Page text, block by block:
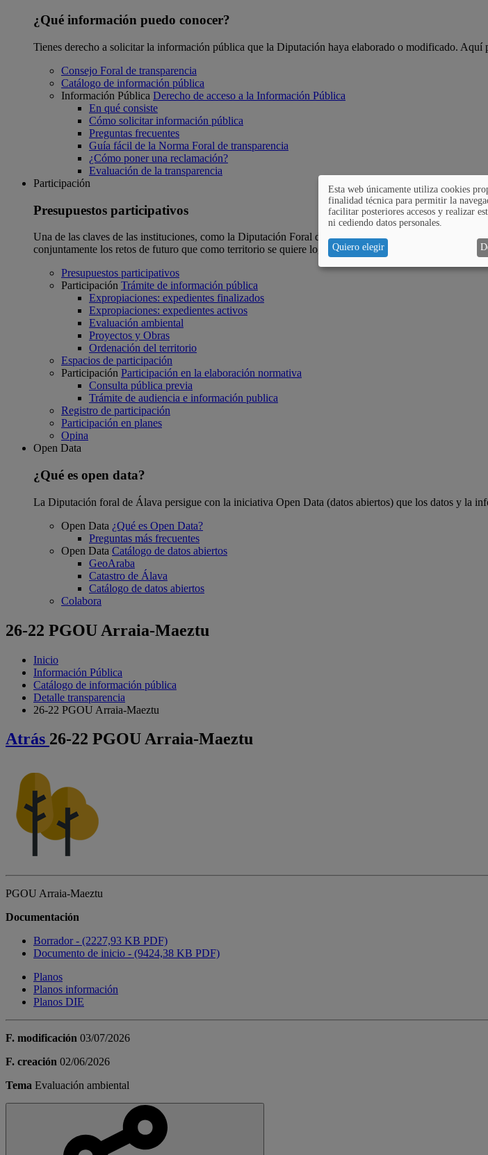
¿Qué información puedo conocer?
Tienes derecho a solicitar la información pública que la Diputación haya elaborado o modificado. Aquí
Consejo Foral de transparencia
Catálogo de información pública
Información Pública Derecho de acceso a la Información Pública
En qué consiste
Cómo solicitar información pública
Preguntas frecuentes
Guía fácil de la Norma Foral de transparencia
¿Cómo poner una reclamación?
Evaluación de la transparencia
Participación
Presupuestos participativos
Una de las claves de las instituciones, como la Diputación Foral de Álava, es ampliar las
conjuntamente los retos de futuro que como territorio se quiere lograr.
Presupuestos participativos
Participación Trámite de información pública
Expropiaciones: expedientes finalizados
Expropiaciones: expedientes activos
Evaluación ambiental
Proyectos y Obras
Ordenación del territorio
Espacios de participación
Participación Participación en la elaboración normativa
Consulta pública previa
Trámite de audiencia e información publica
Registro de participación
Participación en planes
Opina
Open Data
¿Qué es open data?
La Diputación foral de Álava persigue con la iniciativa Open Data (datos abiertos) que los datos y la
Open Data ¿Qué es Open Data?
Preguntas más frecuentes
Open Data Catálogo de datos abiertos
GeoAraba
Catastro de Álava
Catálogo de datos abiertos
Colabora
26-22 PGOU Arraia-Maeztu
Inicio
Información Pública
Catálogo de información pública
Detalle transparencia
26-22 PGOU Arraia-Maeztu
Atrás 26-22 PGOU Arraia-Maeztu
PGOU Arraia-Maeztu
Documentación
Borrador - (2227,93 KB PDF)
Documento de inicio - (9424,38 KB PDF)
Planos
Planos información
Planos DIE
F. modificación 03/07/2026
F. creación 02/06/2026
Tema Evaluación ambiental
Esta web únicamente utiliza cookies
finalidad técnica para permitir la
facilitar posteriores accesos y realizar
ni cediendo datos personales.
Quiero elegir